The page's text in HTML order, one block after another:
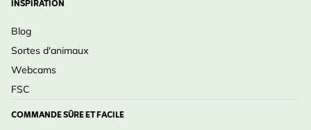
INSPIRATION
Blog
Sortes d'animaux
Webcams
FSC
COMMANDE SÛRE ET FACILE